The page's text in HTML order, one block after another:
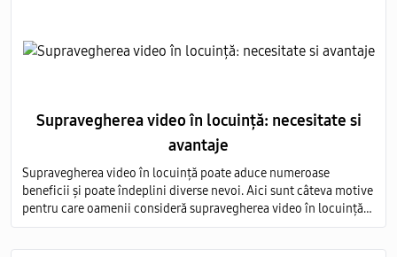
Supravegherea video în locuință: necesitate si
avantaje
Supravegherea video în locuință poate aduce numeroase
beneficii și poate îndeplini diverse nevoi. Aici sunt câteva motive
pentru care oamenii consideră supravegherea video în locuință
ca fiind necesară, precum și avantajele asociate acestei practici